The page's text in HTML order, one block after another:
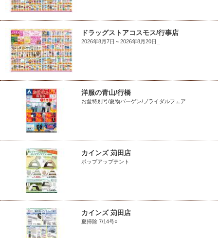
ドラッグストアコスモス/行事店
2026年8月7日～2026年8月20日_
洋服の青山/行橋
お盆特別号/夏物バーゲン/ブライダルフェア
カインズ 苅田店
ポップアップテント
カインズ 苅田店
夏掃除 7/14号○